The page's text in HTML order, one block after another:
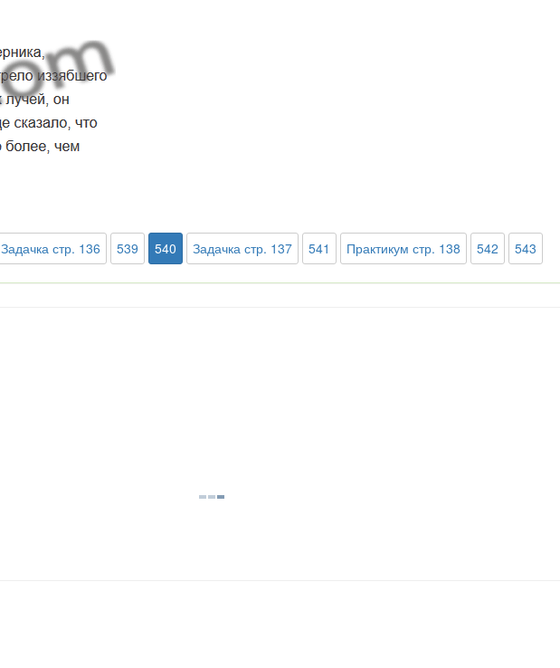
Задачка стр. 136 539 540 Задачка стр. 137 541 Практикум стр. 138 542 543